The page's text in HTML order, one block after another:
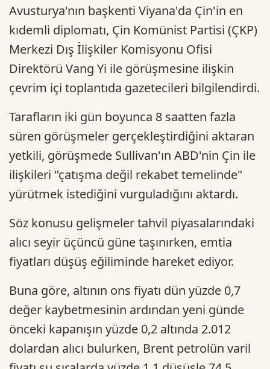
Avusturya'nın başkenti Viyana'da Çin'in en
kıdemli diplomatı, Çin Komünist Partisi (ÇKP)
Merkezi Dış İlişkiler Komisyonu Ofisi
Direktörü Vang Yi ile görüşmesine ilişkin
çevrim içi toplantıda gazetecileri bilgilendirdi.
Tarafların iki gün boyunca 8 saatten fazla
süren görüşmeler gerçekleştirdiğini aktaran
yetkili, görüşmede Sullivan'ın ABD'nin Çin ile
ilişkileri "çatışma değil rekabet temelinde"
yürütmek istediğini vurguladığını aktardı.
Söz konusu gelişmeler tahvil piyasalarındaki
alıcı seyir üçüncü güne taşınırken, emtia
fiyatları düşüş eğiliminde hareket ediyor.
Buna göre, altının ons fiyatı dün yüzde 0,7
değer kaybetmesinin ardından yeni günde
önceki kapanışın yüzde 0,2 altında 2.012
dolardan alıcı bulurken, Brent petrolün varil